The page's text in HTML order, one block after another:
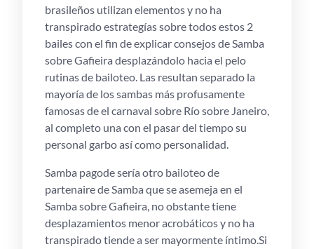
brasileños utilizan elementos y no ha
transpirado estrategías sobre todos estos 2
bailes con el fin de explicar consejos de Samba
sobre Gafieira desplazándolo hacia el pelo
rutinas de bailoteo. Las resultan separado la
mayorí­a de los sambas más profusamente
famosas de el carnaval sobre Río sobre Janeiro,
al completo una con el pasar del tiempo su
personal garbo así­ como personalidad.
Samba pagode serí­a otro bailoteo de
partenaire de Samba que se asemeja en el
Samba sobre Gafieira, no obstante tiene
desplazamientos menor acrobáticos y no ha
transpirado tiende a ser mayormente íntimo.Si